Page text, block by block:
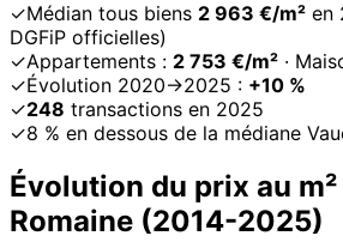
✓Médian tous biens 2 963 €/m² en
DGFiP officielles)
✓Appartements : 2 753 €/m² ·
✓Évolution 2020→2025 : +10 %
✓248 transactions en 2025
✓8 % en dessous de la médiane
Évolution du prix au m²
Romaine (2014-2025)